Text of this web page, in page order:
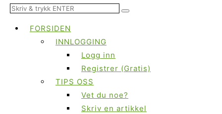
FORSIDEN
INNLOGGING
Logg inn
Registrer (Gratis)
TIPS OSS
Vet du noe?
Skriv en artikkel